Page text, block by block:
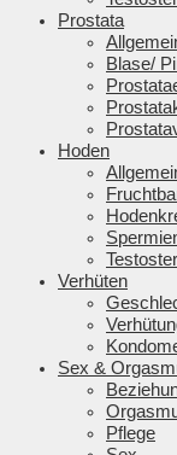
Prostata
Blase/
Hoden
Verhüten
Sex &
Pflege